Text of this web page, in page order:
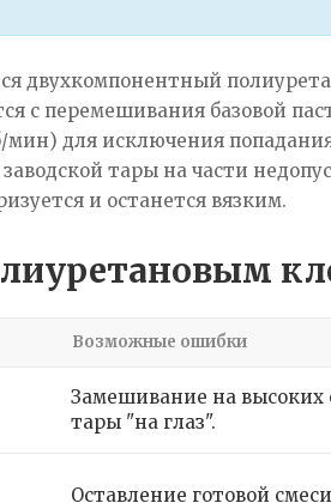
двухкомпонентный
с перемешивания базовой
для исключения попадания
тары на части
и останется вязким.
Возможные ошибки
Замешивание на высоких
тары "на глаз".
Оставление готовой